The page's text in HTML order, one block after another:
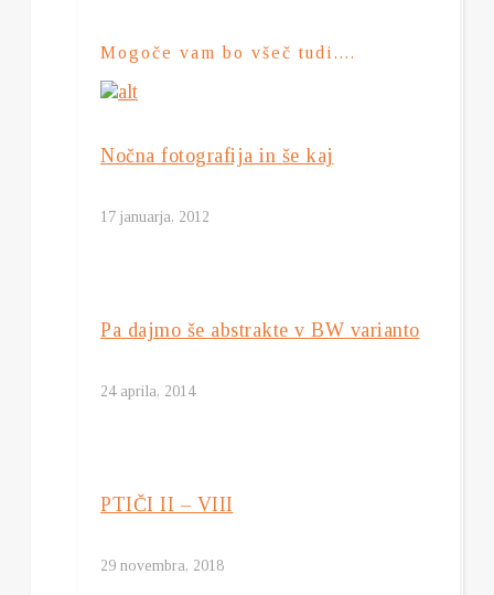
Mogoče vam bo všeč tudi....
Nočna fotografija in še kaj
17 januarja, 2012
Pa dajmo še abstrakte v BW varianto
24 aprila, 2014
PTIČI II – VIII
29 novembra, 2018